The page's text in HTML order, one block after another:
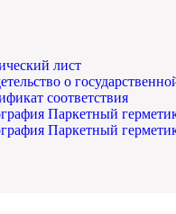
лист
о
соответствия
Паркетный
Паркетный